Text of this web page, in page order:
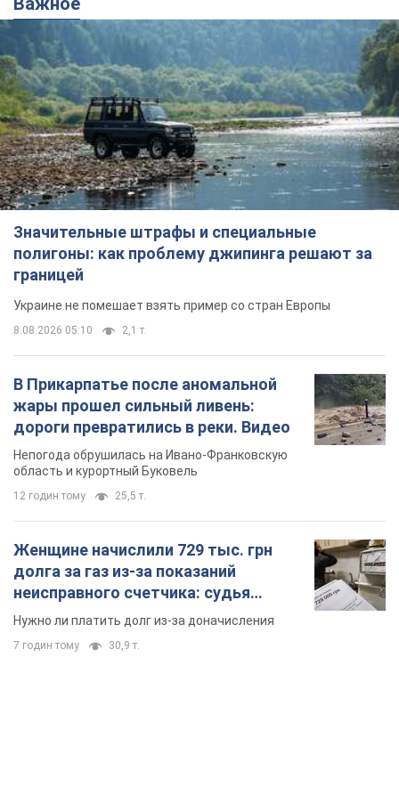
Значительные штрафы и специальные
полигоны: как проблему джипинга решают за
границей
Украине не помешает взять пример со стран Европы
8.08.2026 05:10 2,1 т.
В Прикарпатье после аномальной
жары прошел сильный ливень:
дороги превратились в реки. Видео
Непогода обрушилась на Ивано-Франковскую
область и курортный Буковель
12 годин тому 25,5 т.
Женщине начислили 729 тыс. грн
долга за газ из-за показаний
неисправного счетчика: судья
вынес неожиданное решение
Нужно ли платить долг из-за доначисления
7 годин тому 30,9 т.